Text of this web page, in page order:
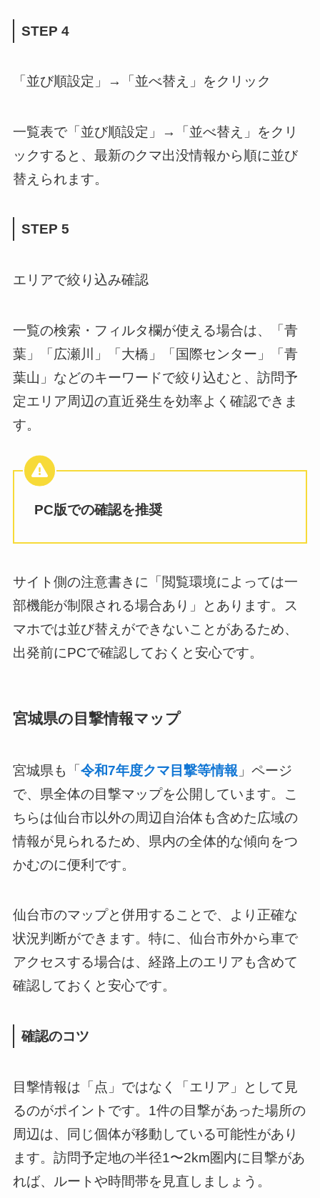
STEP 4
「並び順設定」→「並べ替え」をクリック
一覧表で「並び順設定」→「並べ替え」をクリ
ックすると、最新のクマ出没情報から順に並び
替えられます。
STEP 5
エリアで絞り込み確認
一覧の検索・フィルタ欄が使える場合は、「青
葉」「広瀬川」「大橋」「国際センター」「青
葉山」などのキーワードで絞り込むと、訪問予
定エリア周辺の直近発生を効率よく確認できま
す。
PC版での確認を推奨
サイト側の注意書きに「閲覧環境によっては一
部機能が制限される場合あり」とあります。ス
マホでは並び替えができないことがあるため、
出発前にPCで確認しておくと安心です。
宮城県の目撃情報マップ
宮城県も「令和7年度クマ目撃等情報 」ページ
で、県全体の目撃マップを公開しています。こ
ちらは仙台市以外の周辺自治体も含めた広域の
情報が見られるため、県内の全体的な傾向をつ
かむのに便利です。
仙台市のマップと併用することで、より正確な
状況判断ができます。特に、仙台市外から車で
アクセスする場合は、経路上のエリアも含めて
確認しておくと安心です。
確認のコツ
目撃情報は「点」ではなく「エリア」として見
るのがポイントです。1件の目撃があった場所の
周辺は、同じ個体が移動している可能性があり
ます。訪問予定地の半径1〜2km圏内に目撃があ
れば、ルートや時間帯を見直しましょう。